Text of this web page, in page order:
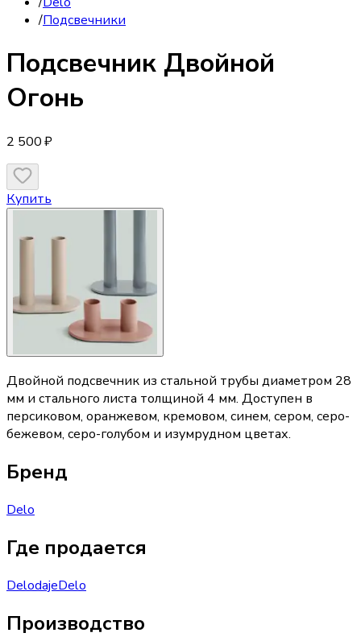
/Подсвечники
Подсвечник Двойной
Огонь
2 500 ₽
Купить
Двойной подсвечник из стальной трубы диаметром 28
мм и стального листа толщиной 4 мм. Доступен в
персиковом, оранжевом, кремовом, синем, сером, серо-
бежевом, серо-голубом и изумрудном цветах.
Бренд
Delo
Где продается
DelodajeDelo
Производство